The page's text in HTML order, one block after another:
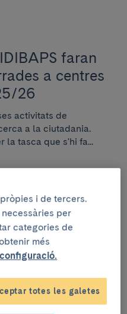
faran
a centres
26
activitats de
a la ciutadania.
la tasca que s'hi fa...
Stop Diàlisi!
i de tercers.
per
categories de
més
totes les galetes